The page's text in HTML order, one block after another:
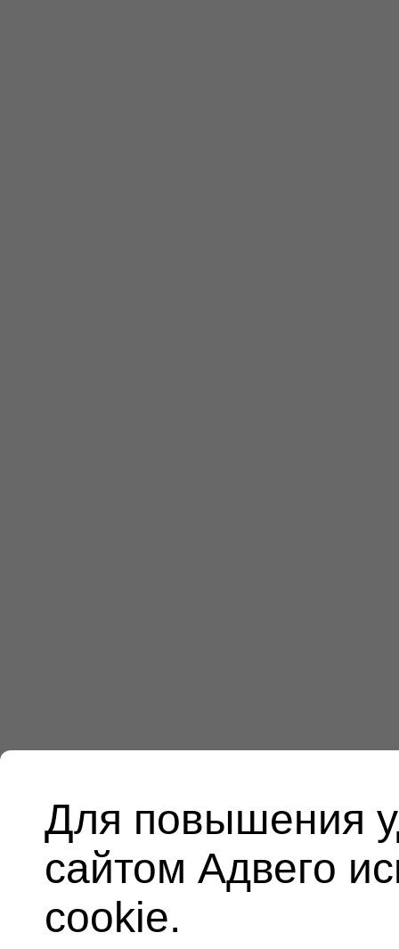
Для повышения
сайтом Адвего
cookie.